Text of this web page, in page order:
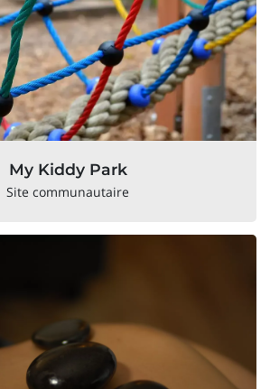
My Kiddy Park
Site communautaire